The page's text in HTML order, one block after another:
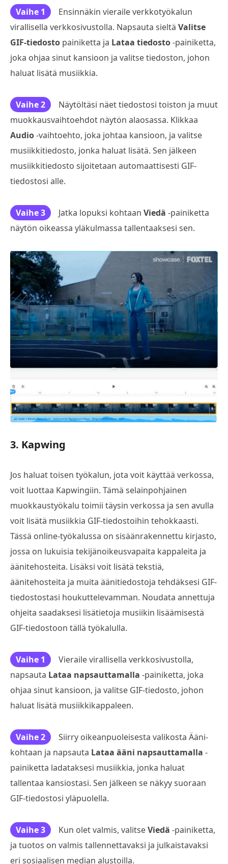
Vaihe 1
Ensinnäkin vieraile verkkotyökalun
virallisella verkkosivustolla. Napsauta sieltä Valitse
GIF-tiedosto painiketta ja Lataa tiedosto-painiketta,
joka ohjaa sinut kansioon ja valitse tiedoston, johon
haluat lisätä musiikkia.
Vaihe 2
Näytöltäsi näet tiedostosi toiston ja muut
muokkausvaihtoehdot näytön alaosassa. Klikkaa
Audio-vaihtoehto, joka johtaa kansioon, ja valitse
musiikkitiedosto, jonka haluat lisätä. Sen jälkeen
musiikkitiedosto sijoitetaan automaattisesti GIF-
tiedostosi alle.
Vaihe 3 Jatka lopuksi kohtaan Viedä -painiketta
näytön oikeassa yläkulmassa tallentaaksesi sen.
3. Kapwing
Jos haluat toisen työkalun, jota voit käyttää verkossa,
voit luottaa Kapwingiin. Tämä selainpohjainen
muokkaustyökalu toimii täysin verkossa ja sen avulla
voit lisätä musiikkia GIF-tiedostoihin tehokkaasti.
Tässä online-työkalussa on sisäänrakennettu kirjasto,
jossa on lukuisia tekijänoikeusvapaita kappaleita ja
äänitehosteita. Lisäksi voit lisätä tekstiä,
äänitehosteita ja muita äänitiedostoja tehdäksesi GIF-
tiedostostasi houkuttelevamman. Noudata annettuja
ohjeita saadaksesi lisätietoja musiikin lisäämisestä
GIF-tiedostoon tällä työkalulla.
Vaihe 1
Vieraile virallisella verkkosivustolla,
napsauta Lataa napsauttamalla -painiketta, joka
ohjaa sinut kansioon, ja valitse GIF-tiedosto, johon
haluat lisätä musiikkikappaleen.
Vaihe 2
Siirry oikeanpuoleisesta valikosta Ääni-
kohtaan ja napsauta Lataa ääni napsauttamalla -
painiketta ladataksesi musiikkia, jonka haluat
tallentaa kansiostasi. Sen jälkeen se näkyy suoraan
GIF-tiedostosi yläpuolella.
Vaihe 3 Kun olet valmis, valitseViedä -painiketta,
ja tuotos on valmis tallennettavaksi ja julkaistavaksi
eri sosiaalisen median alustoilla.